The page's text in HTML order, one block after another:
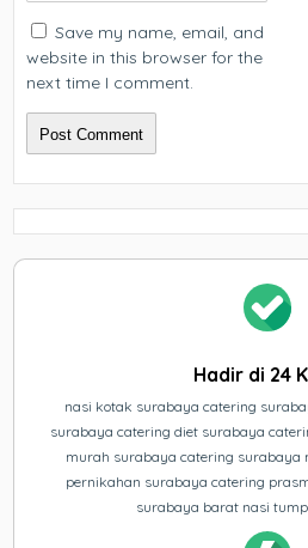
Save my name, email, and
website in this browser for the
next time I comment.
Hadir di 24
nasi kotak surabaya catering
surabaya catering diet surabaya
murah surabaya catering surabaya
pernikahan surabaya catering
surabaya barat nasi